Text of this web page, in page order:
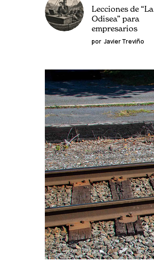
Lecciones de “La
Odisea” para
empresarios
por Javier Treviño